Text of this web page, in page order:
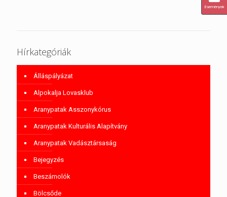
Hírkategóriák
Álláspályázat
Alpokalja Lovasklub
Aranypatak Asszonykórus
Aranypatak Kulturális Alapítvány
Aranypatak Vadásztársaság
Bejegyzés
Beszámolók
Bölcsőde
Események